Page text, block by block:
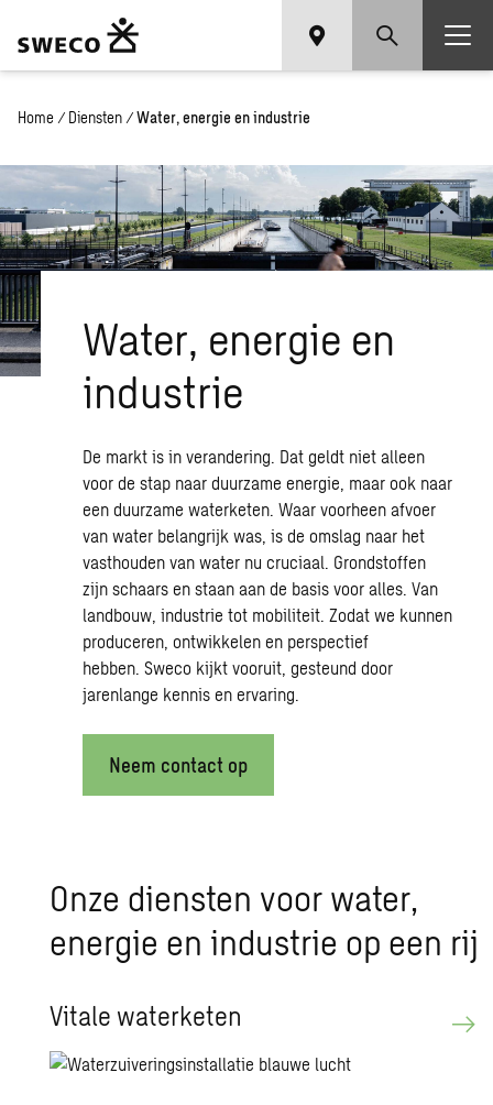
Home / Diensten / Water, energie en industrie
Water, energie en
industrie
De markt is in verandering. Dat geldt niet alleen
voor de stap naar duurzame energie, maar ook naar
een duurzame waterketen. Waar voorheen afvoer
van water belangrijk was, is de omslag naar het
vasthouden van water nu cruciaal. Grondstoffen
zijn schaars en staan aan de basis voor alles. Van
landbouw, industrie tot mobiliteit. Zodat we kunnen
produceren, ontwikkelen en perspectief
hebben. Sweco kijkt vooruit, gesteund door
jarenlange kennis en ervaring.
Neem contact op
Onze diensten voor water,
energie en industrie op een rij
Vitale waterketen